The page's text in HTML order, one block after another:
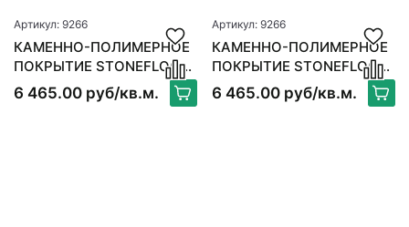
Артикул: 9266
КАМЕННО-ПОЛИМЕРНОЕ
ПОКРЫТИЕ STONEFLOOR
MSPC ДУБ ХАНТЕР
6 465.00 руб/кв.м.
Артикул: 9266
КАМЕННО-ПОЛИМЕРНОЕ
ПОКРЫТИЕ STONEFLOOR
MSPC ДУБ ХАНТЕР
6 465.00 руб/кв.м.